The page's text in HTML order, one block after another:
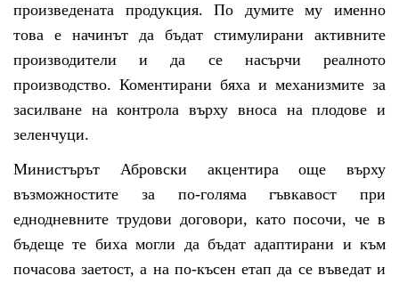
произведената продукция. По думите му именно
това е начинът да бъдат стимулирани активните
производители и да се насърчи реалното
производство. Коментирани бяха и механизмите за
засилване на контрола върху вноса на плодове и
зеленчуци.
Министърът Абровски акцентира още върху
възможностите за по-голяма гъвкавост при
еднодневните трудови договори, като посочи, че в
бъдеще те биха могли да бъдат адаптирани и към
почасова заетост, а на по-късен етап да се въведат и